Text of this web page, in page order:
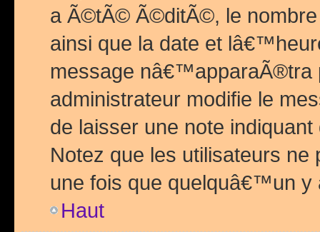
a Ã©tÃ© Ã©ditÃ©, le
ainsi que la date et
message nâ€™apparaÃ®tra
administrateur modifie le
de laisser une note
Notez que les utilisateurs
une fois que quelquâ€™un y
Haut